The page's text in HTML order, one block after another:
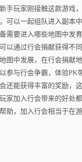
手玩家刚接触这款游戏
可以一起组队进入副本
需要进入哪些地图中发
以通过行会捐献获得不
图中发展，在行会捐献
参与行会争霸，体验PK
还能获得丰富的奖励，
家加入行会带来的好处
助，加入行会相当于在